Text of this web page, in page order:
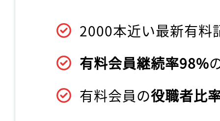
2000本近い最新有料
有料会員継続率98%
有料会員の役職者比